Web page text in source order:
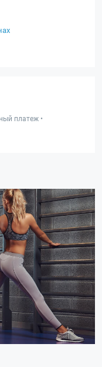
платеж •